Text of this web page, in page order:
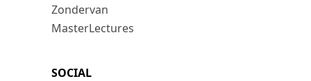
Zondervan
MasterLectures
SOCIAL